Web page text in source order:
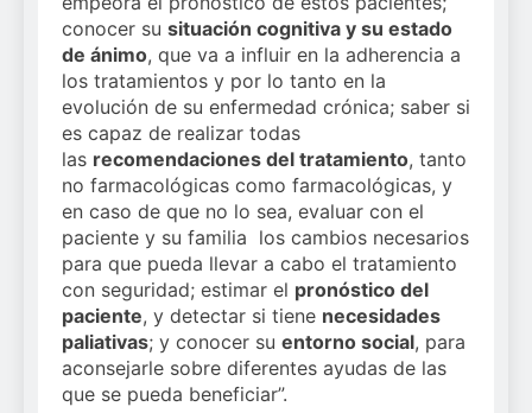
conocer su situación cognitiva y su estado
de ánimo, que va a influir en la adherencia a
los tratamientos y por lo tanto en la
evolución de su enfermedad crónica; saber si
es capaz de realizar todas
las recomendaciones del tratamiento, tanto
no farmacológicas como farmacológicas, y
en caso de que no lo sea, evaluar con el
paciente y su familia los cambios necesarios
para que pueda llevar a cabo el tratamiento
con seguridad; estimar el pronóstico del
paciente, y detectar si tiene necesidades
paliativas; y conocer su entorno social, para
aconsejarle sobre diferentes ayudas de las
que se pueda beneficiar”.